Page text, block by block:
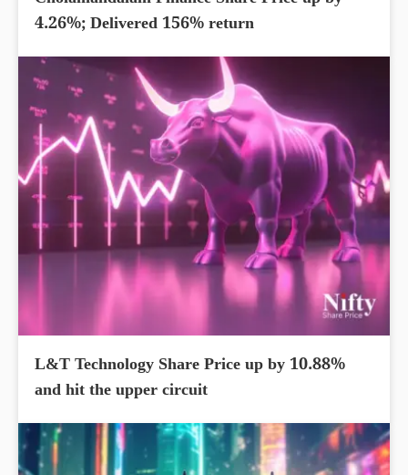
4.26%; Delivered 156% return
L&T Technology Share Price up by 10.88%
and hit the upper circuit